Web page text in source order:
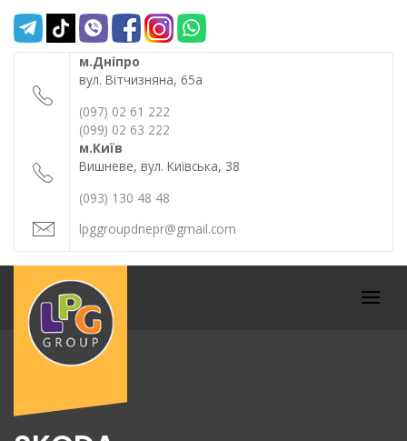
Skip
to
м.Дніпро
вул. Вітчизняна, 65а
(097) 02 61 222
(099) 02 63 222
м.Київ
Вишневе, вул. Київська, 38
(093) 130 48 48
lpggroupdnepr@gmail.com
СТО "LPG
GROUP"
АВТО В
ДНЕПРЕ
Днепре